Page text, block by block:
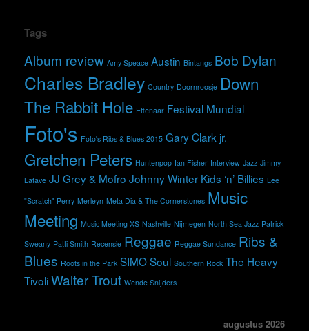
Tags
Album review Amy Speace Austin Bintangs Bob Dylan
Charles Bradley Country Doornroosje Down
The Rabbit Hole Effenaar Festival Mundial
Foto's Foto's Ribs & Blues 2015 Gary Clark jr.
Gretchen Peters Huntenpop Ian Fisher Interview Jazz Jimmy
Lafave JJ Grey & Mofro Johnny Winter Kids ‘n’ Billies Lee
"Scratch" Perry Merleyn Meta Dia & The Cornerstones Music
Meeting Music Meeting XS Nashville Nijmegen North Sea Jazz Patrick
Sweany Patti Smith Recensie Reggae Reggae Sundance Ribs &
Blues Roots in the Park SIMOSoul Southern Rock The Heavy
TivoliWalter Trout Wende Snijders
augustus 2026